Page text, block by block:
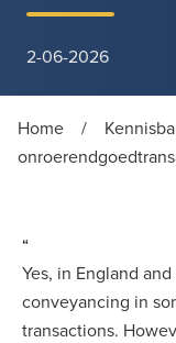
2-06-2026
Home /
“
Yes, in England
conveyancing in
transactions.